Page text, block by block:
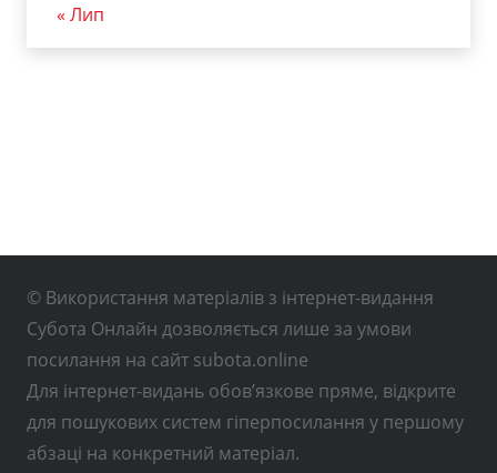
« Лип
© Використання матеріалів з інтернет-видання
Субота Онлайн дозволяється лише за умови
посилання на сайт subota.online
Для інтернет-видань обов’язкове пряме, відкрите
для пошукових систем гіперпосилання у першому
абзаці на конкретний матеріал.